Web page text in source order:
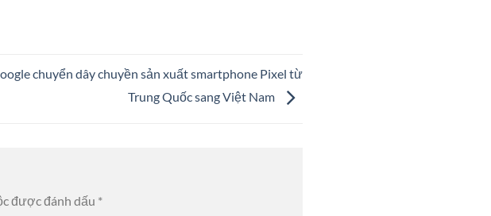
chuyển dây chuyền sản xuất smartphone Pixel từ
Trung Quốc sang Việt Nam
được đánh dấu *